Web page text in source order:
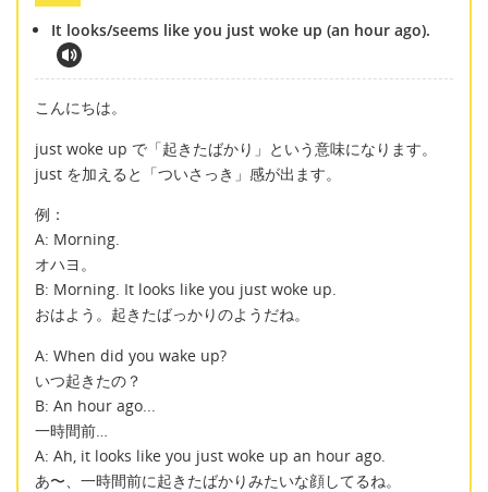
It looks/seems like you just woke up (an hour ago).
こんにちは。
just woke up で「起きたばかり」という意味になります。
just を加えると「ついさっき」感が出ます。
例：
A: Morning.
オハヨ。
B: Morning. It looks like you just woke up.
おはよう。起きたばっかりのようだね。
A: When did you wake up?
いつ起きたの？
B: An hour ago...
一時間前…
A: Ah, it looks like you just woke up an hour ago.
あ〜、一時間前に起きたばかりみたいな顔してるね。